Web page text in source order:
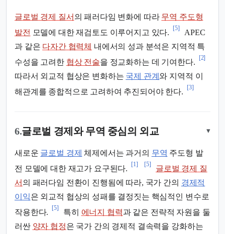
글로벌 경제 질서 의 패러다임 변화에 따라 무역 주도형
발전 모델에 대한 재검토도 이루어지고 있다.
[5]
APEC
과 같은 다자간 협력체 내에서의 성과 분석은 지역적 특
수성을 고려한 협상 전술을 정교화하는 데 기여한다.
[2]
따라서 외교적 협상은 변화하는 국제 관계 와 지역적 이
해관계를 종합적으로 고려하여 추진되어야 한다.
[3]
6.글로벌 경제와 무역 중심의 외교 ▾
새로운 글로벌 경제 체제에서는 과거의 무역 주도형 발
전 모델에 대한 재고가 요구된다.
[1] [5]
글로벌 경제 질
서 의 패러다임 전환이 진행됨에 따라, 국가 간의 경제적
이익은 외교적 협상의 성패를 결정짓는 핵심적인 변수로
작용한다.
[5]
특히 에너지 협력과 같은 전략적 자원을 둘
러싼 양자 협정은 국가 간의 경제적 결속력을 강화하는